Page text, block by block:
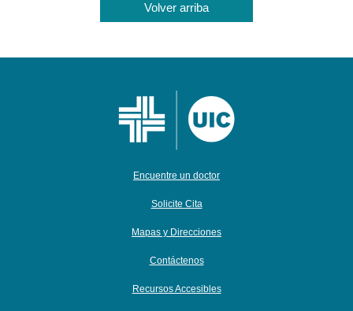
Volver arriba
Encuentre un doctor
Solicite Cita
Mapas y Direcciones
Contáctenos
Recursos Accesibles